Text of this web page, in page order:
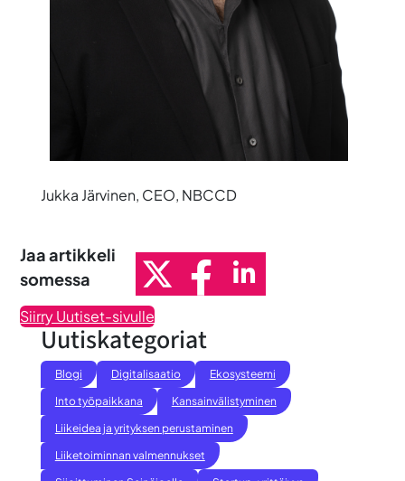
Jukka Järvinen, CEO, NBCCD
Jaa artikkeli
somessa
Siirry Uutiset-sivulle
Uutiskategoriat
Blogi Digitalisaatio
Ekosysteemi
Into työpaikkana
Kansainvälistyminen
Liikeidea ja yrityksen perustaminen
Liiketoiminnan valmennukset